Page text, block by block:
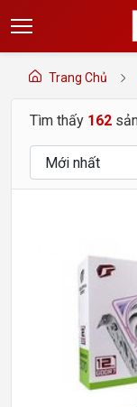
Trang Chủ
Tìm thấy 162